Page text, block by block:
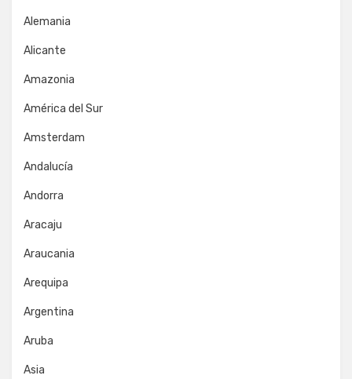
Alemania
Alicante
Amazonia
América del Sur
Amsterdam
Andalucía
Andorra
Aracaju
Araucania
Arequipa
Argentina
Aruba
Asia